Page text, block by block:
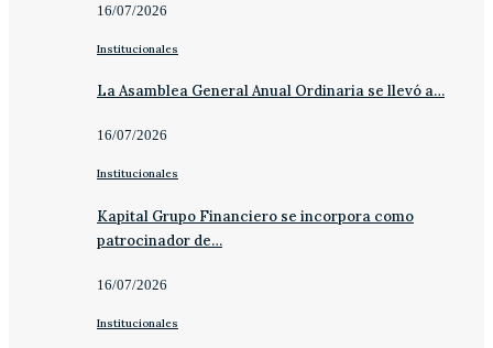
16/07/2026
Institucionales
La Asamblea General Anual Ordinaria se llevó a…
16/07/2026
Institucionales
Kapital Grupo Financiero se incorpora como
patrocinador de…
16/07/2026
Institucionales